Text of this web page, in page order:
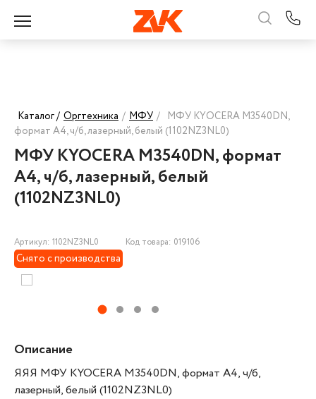
Каталог / Оргтехника / МФУ / МФУ KYOCERA M3540DN,
формат А4, ч/б, лазерный, белый (1102NZ3NL0)
МФУ KYOCERA M3540DN, формат
А4, ч/б, лазерный, белый
(1102NZ3NL0)
Артикул: 1102NZ3NL0 Код товара: 019106
Снято с производства
Описание
ЯЯЯ МФУ KYOCERA M3540DN, формат А4, ч/б,
лазерный, белый (1102NZ3NL0)